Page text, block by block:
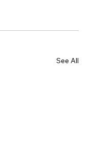
See All